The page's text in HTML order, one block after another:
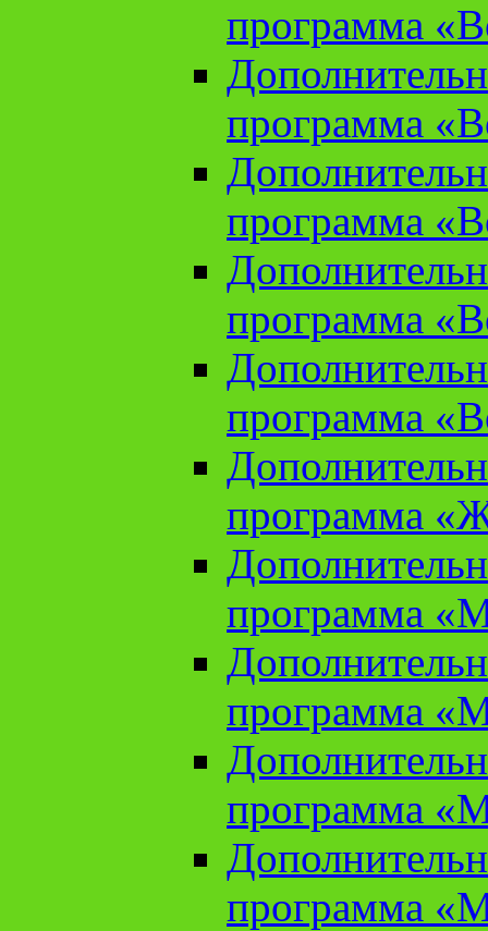
программа
программа
программа
программа
программа
программа
программа
программа
программа
программа